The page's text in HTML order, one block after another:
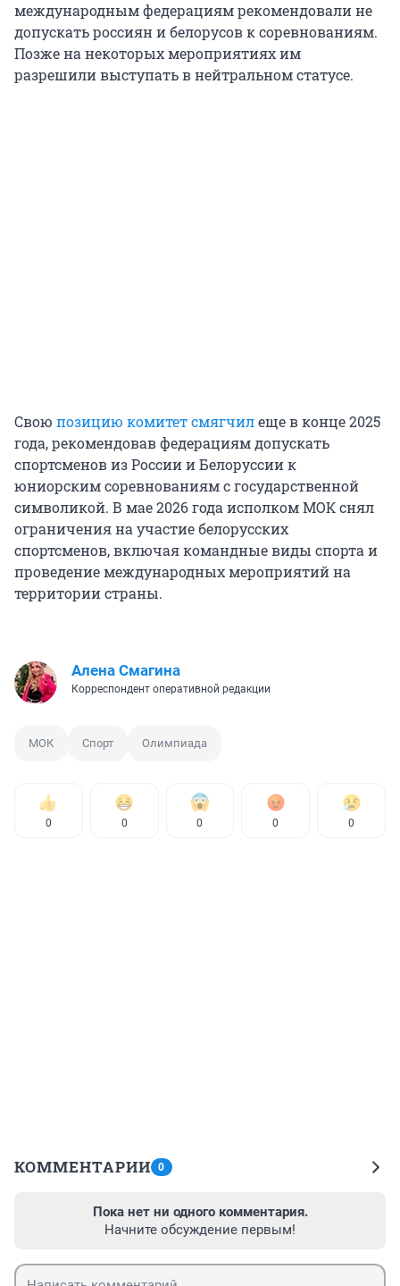
международным федерациям рекомендовали не
допускать россиян и белорусов к соревнованиям.
Позже на некоторых мероприятиях им
разрешили выступать в нейтральном статусе.
Свою позицию комитет смягчилеще в конце 2025
года, рекомендовав федерациям допускать
спортсменов из России и Белоруссии к
юниорским соревнованиям с государственной
символикой. В мае 2026 года исполком МОК снял
ограничения на участие белорусских
спортсменов, включая командные виды спорта и
проведение международных мероприятий на
территории страны.
Алена Смагина
Корреспондент оперативной редакции
МОК Спорт Олимпиада
0 0 0 0 0
КОММЕНТАРИИ 0
Пока нет ни одного комментария.
Начните обсуждение первым!